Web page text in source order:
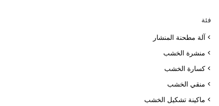
فئة
> آلة مطحنة المنشار
> منشرة الخشب
> كسارة الخشب
> منقي الخشب
> ماكينة تشكيل الخشب